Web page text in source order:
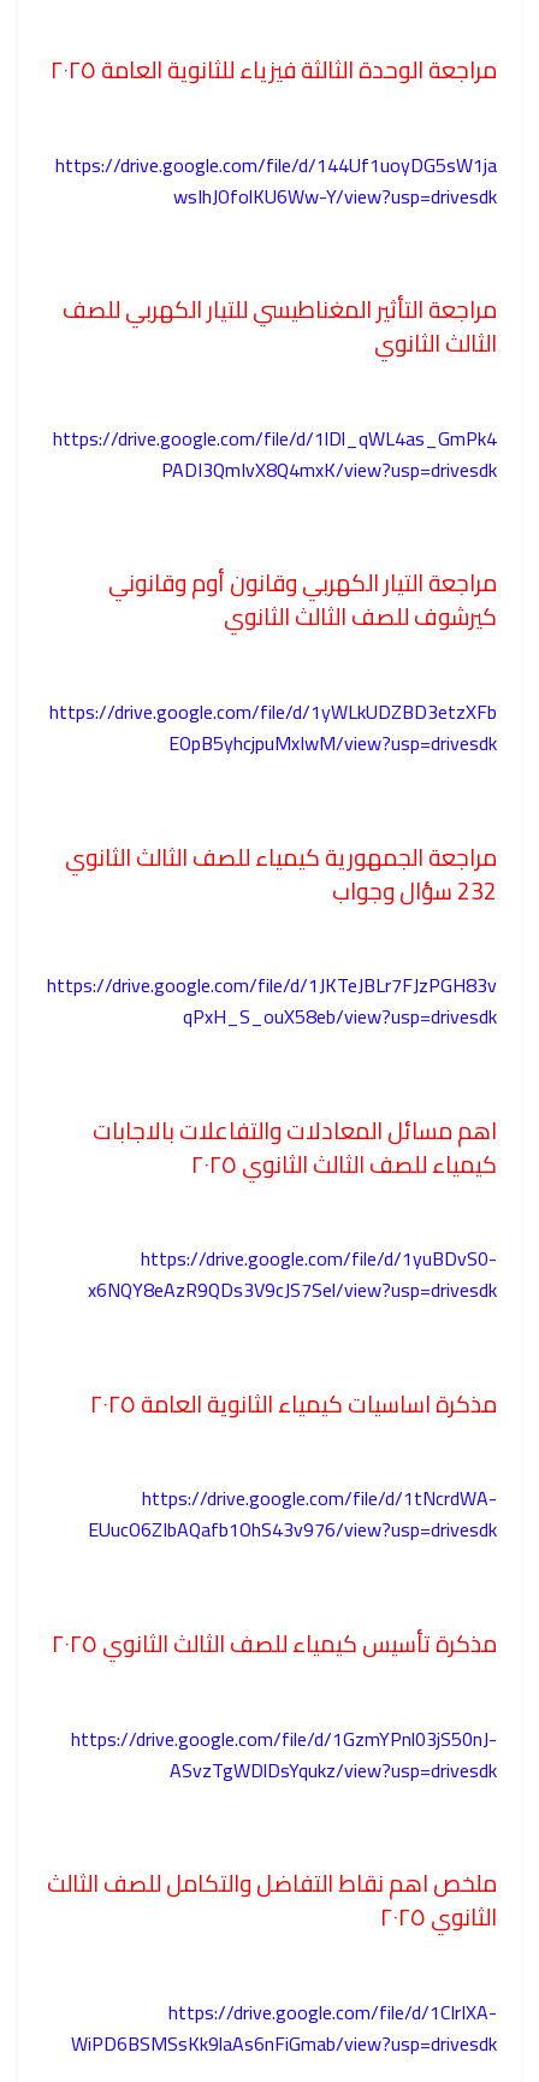
مراجعة الوحدة الثالثة فيزياء للثانوية العامة ٢٠٢٥
https://drive.google.com/file/d/144Uf1uoyDG5sW1ja
wsIhJOfolKU6Ww-Y/view?usp=drivesdk
مراجعة التأثير المغناطيسي للتيار الكهربي للصف
الثالث الثانوي
https://drive.google.com/file/d/1lDl_qWL4as_GmPk4
PADI3QmIvX8Q4mxK/view?usp=drivesdk
مراجعة التيار الكهربي وقانون أوم وقانوني
كيرشوف للصف الثالث الثانوي
https://drive.google.com/file/d/1yWLkUDZBD3etzXFb
EOpB5yhcjpuMxIwM/view?usp=drivesdk
مراجعة الجمهورية كيمياء للصف الثالث الثانوي
232 سؤال وجواب
https://drive.google.com/file/d/1JKTeJBLr7FJzPGH83v
qPxH_S_ouX58eb/view?usp=drivesdk
اهم مسائل المعادلات والتفاعلات بالاجابات
كيمياء للصف الثالث الثانوي ٢٠٢٥
https://drive.google.com/file/d/1yuBDvS0-
x6NQY8eAzR9QDs3V9cJS7Sel/view?usp=drivesdk
مذكرة اساسيات كيمياء الثانوية العامة ٢٠٢٥
https://drive.google.com/file/d/1tNcrdWA-
EUucO6ZIbAQafb1OhS43v976/view?usp=drivesdk
مذكرة تأسيس كيمياء للصف الثالث الثانوي ٢٠٢٥
https://drive.google.com/file/d/1GzmYPnl03jS50nJ-
ASvzTgWDlDsYqukz/view?usp=drivesdk
ملخص اهم نقاط التفاضل والتكامل للصف الثالث
الثانوي ٢٠٢٥
https://drive.google.com/file/d/1CIrIXA-
WiPD6BSMSsKk9laAs6nFiGmab/view?usp=drivesdk